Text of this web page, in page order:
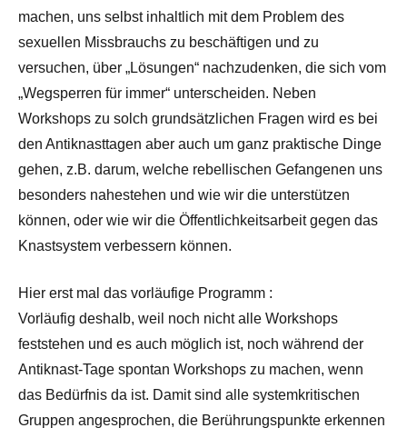
machen, uns selbst inhaltlich mit dem Problem des
sexuellen Missbrauchs zu beschäftigen und zu
versuchen, über „Lösungen“ nachzudenken, die sich vom
„Wegsperren für immer“ unterscheiden. Neben
Workshops zu solch grundsätzlichen Fragen wird es bei
den Antiknasttagen aber auch um ganz praktische Dinge
gehen, z.B. darum, welche rebellischen Gefangenen uns
besonders nahestehen und wie wir die unterstützen
können, oder wie wir die Öffentlichkeitsarbeit gegen das
Knastsystem verbessern können.
Hier erst mal das vorläufige Programm :
Vorläufig deshalb, weil noch nicht alle Workshops
feststehen und es auch möglich ist, noch während der
Antiknast-Tage spontan Workshops zu machen, wenn
das Bedürfnis da ist. Damit sind alle systemkritischen
Gruppen angesprochen, die Berührungspunkte erkennen